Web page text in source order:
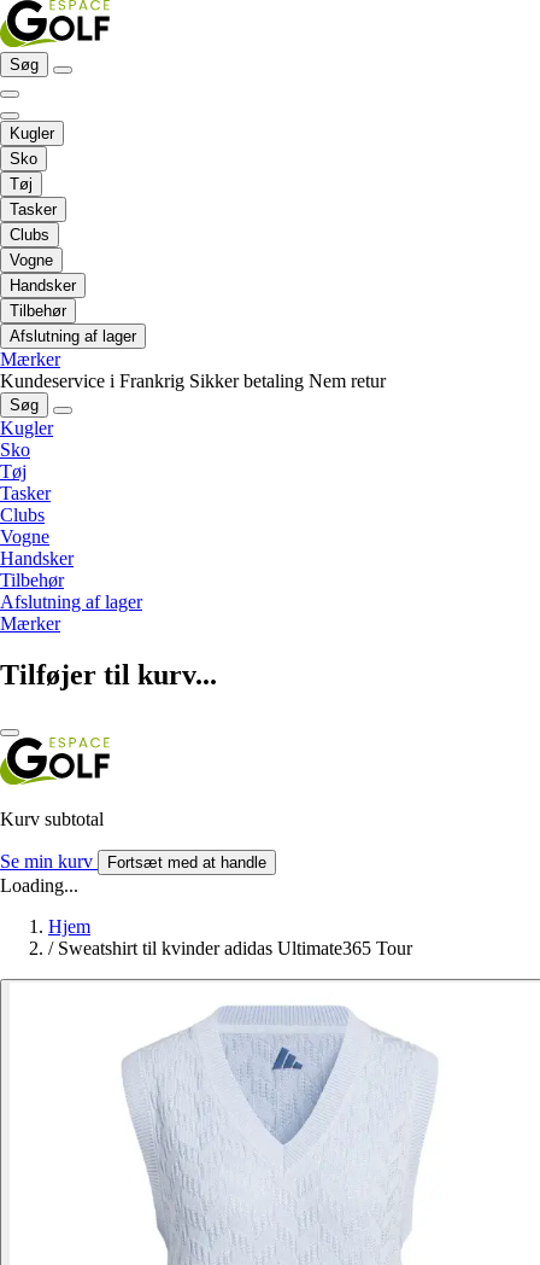
Søg
Kugler
Sko
Tøj
Tasker
Clubs
Vogne
Handsker
Tilbehør
Afslutning af lager
Mærker
Kundeservice i Frankrig Sikker betaling Nem retur
Søg
Kugler
Sko
Tøj
Tasker
Clubs
Vogne
Handsker
Tilbehør
Afslutning af lager
Mærker
Tilføjer til kurv...
Kurv subtotal
Se min kurv Fortsæt med at handle
Loading...
Hjem
/ Sweatshirt til kvinder adidas Ultimate365 Tour